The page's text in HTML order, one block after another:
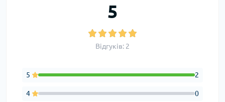
5
Відгуків: 2
5 2
4 0